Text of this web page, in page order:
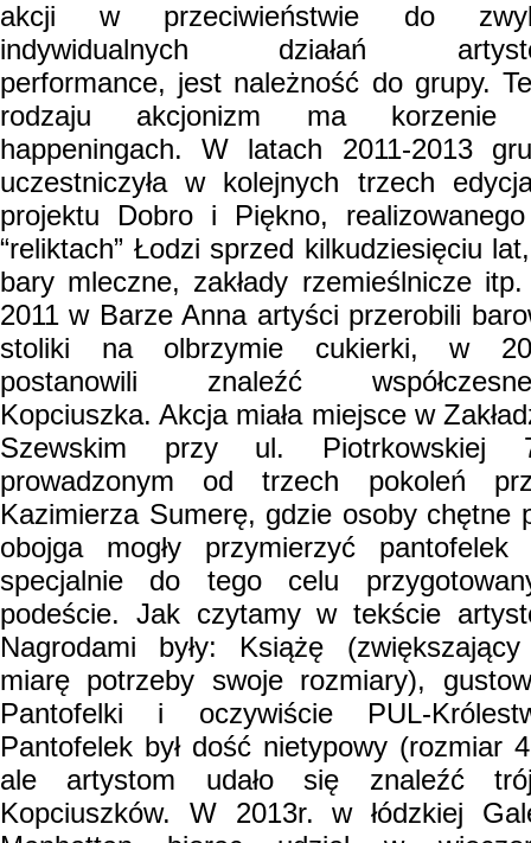
akcji w przeciwieństwie do
indywidualnych działań
performance, jest należność do grupy.
rodzaju akcjonizm ma
happeningach. W latach 2011-2013
uczestniczyła w kolejnych trzech
projektu Dobro i Piękno,
“reliktach” Łodzi sprzed kilkudziesięciu
bary mleczne, zakłady rzemieślnicze
2011 w Barze Anna artyści przerobili
stoliki na olbrzymie cukierki, w
postanowili znaleźć
Kopciuszka. Akcja miała miejsce w
Szewskim przy ul. Piotrkowskiej
prowadzonym od trzech pokoleń
Kazimierza Sumerę, gdzie osoby chętne
obojga mogły przymierzyć pantofelek
specjalnie do tego celu
podeście. Jak czytamy w tekście
Nagrodami były: Książę
miarę potrzeby swoje rozmiary),
Pantofelki i oczywiście PUL-
Pantofelek był dość nietypowy (rozmiar
ale artystom udało się znaleźć
Kopciuszków. W 2013r. w łódzkiej